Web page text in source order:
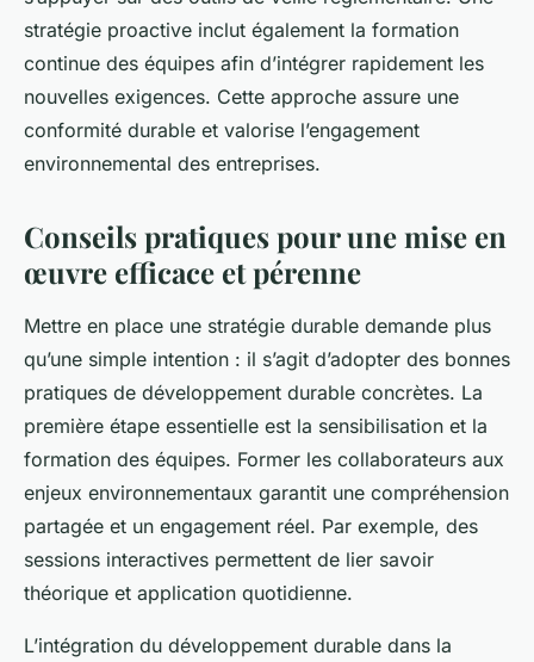
stratégie proactive inclut également la formation
continue des équipes afin d’intégrer rapidement les
nouvelles exigences. Cette approche assure une
conformité durable et valorise l’engagement
environnemental des entreprises.
Conseils pratiques pour une mise en
œuvre efficace et pérenne
Mettre en place une stratégie durable demande plus
qu’une simple intention : il s’agit d’adopter des bonnes
pratiques de développement durable concrètes. La
première étape essentielle est la sensibilisation et la
formation des équipes. Former les collaborateurs aux
enjeux environnementaux garantit une compréhension
partagée et un engagement réel. Par exemple, des
sessions interactives permettent de lier savoir
théorique et application quotidienne.
L’intégration du développement durable dans la